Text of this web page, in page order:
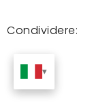
Condividere: